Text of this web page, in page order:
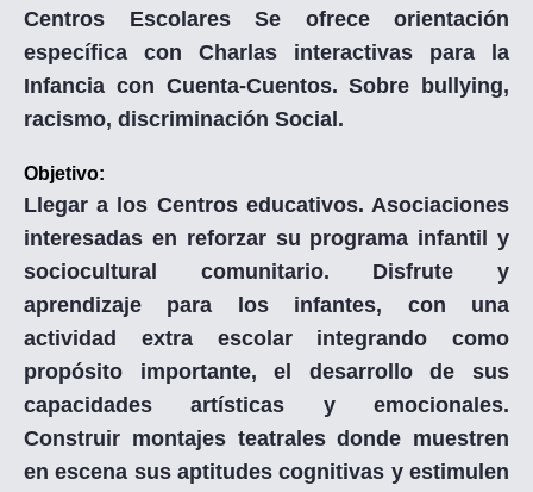
Centros Escolares Se ofrece orientación
específica con Charlas interactivas para la
Infancia con Cuenta-Cuentos. Sobre bullying,
racismo, discriminación Social.
Objetivo:
Llegar a los Centros educativos. Asociaciones
interesadas en reforzar su programa infantil y
sociocultural comunitario. Disfrute y
aprendizaje para los infantes, con una
actividad extra escolar integrando como
propósito importante, el desarrollo de sus
capacidades artísticas y emocionales.
Construir montajes teatrales donde muestren
en escena sus aptitudes cognitivas y estimulen